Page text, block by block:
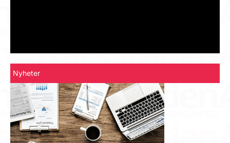
Nyheter